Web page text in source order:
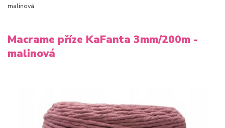
malinová
Macrame příze KaFanta 3mm/200m -
malinová